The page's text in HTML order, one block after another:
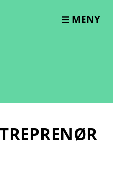
MENY